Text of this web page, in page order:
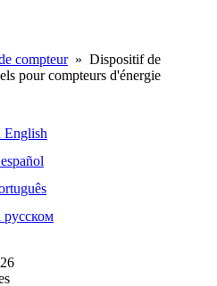
compteur» Dispositif de
pour compteurs d'énergie
English
русском